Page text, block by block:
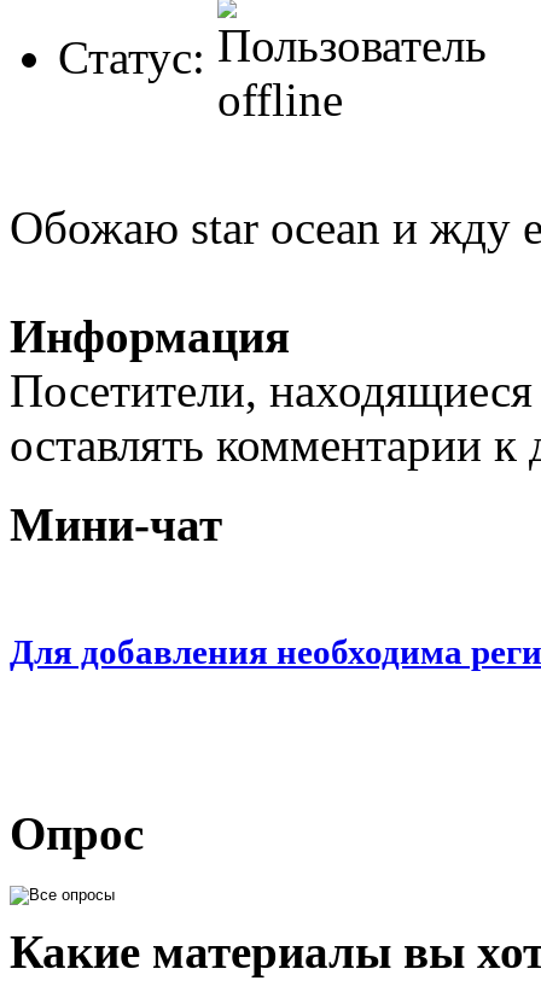
Статус:
Обожаю star ocean и жду
Информация
Посетители,
оставлять комментарии
Мини-чат
Для добавления необходима
Опрос
Какие материалы вы